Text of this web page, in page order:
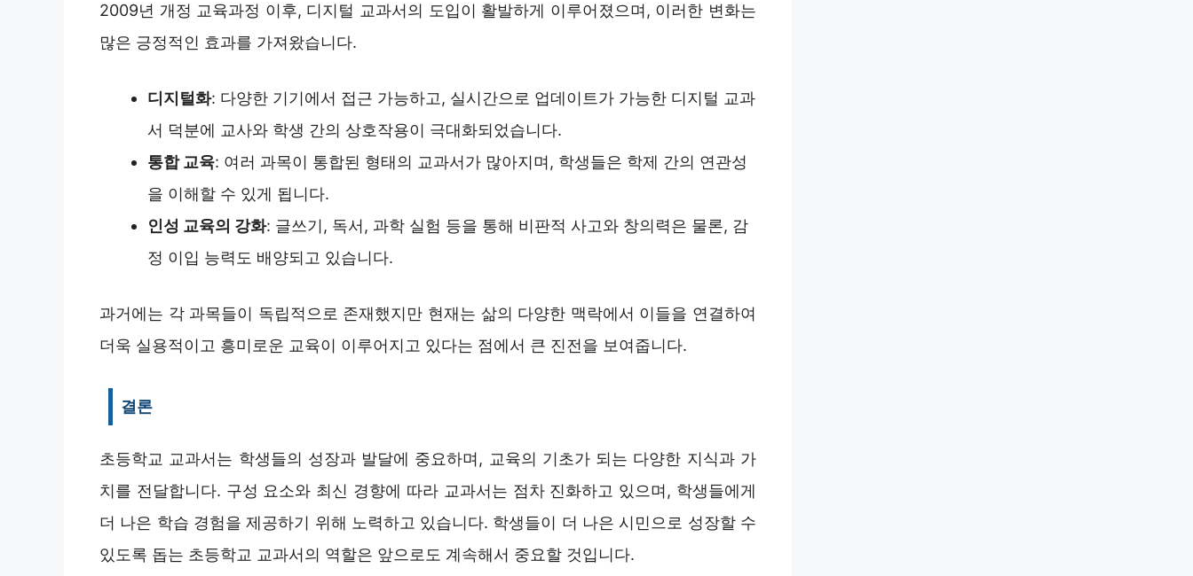
2009년 개정 교육과정 이후, 디지털 교과서의 도입이 활발하게 이루어졌으며, 이러한 변화는
많은 긍정적인 효과를 가져왔습니다.
디지털화: 다양한 기기에서 접근 가능하고, 실시간으로 업데이트가 가능한 디지털 교과
서 덕분에 교사와 학생 간의 상호작용이 극대화되었습니다.
통합 교육: 여러 과목이 통합된 형태의 교과서가 많아지며, 학생들은 학제 간의 연관성
을 이해할 수 있게 됩니다.
인성 교육의 강화: 글쓰기, 독서, 과학 실험 등을 통해 비판적 사고와 창의력은 물론, 감
정 이입 능력도 배양되고 있습니다.
과거에는 각 과목들이 독립적으로 존재했지만 현재는 삶의 다양한 맥락에서 이들을 연결하여
더욱 실용적이고 흥미로운 교육이 이루어지고 있다는 점에서 큰 진전을 보여줍니다.
결론
초등학교 교과서는 학생들의 성장과 발달에 중요하며, 교육의 기초가 되는 다양한 지식과 가
치를 전달합니다. 구성 요소와 최신 경향에 따라 교과서는 점차 진화하고 있으며, 학생들에게
더 나은 학습 경험을 제공하기 위해 노력하고 있습니다. 학생들이 더 나은 시민으로 성장할 수
있도록 돕는 초등학교 교과서의 역할은 앞으로도 계속해서 중요할 것입니다.